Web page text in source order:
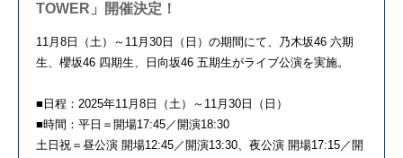
TOWER」開催決定！
11月8日（土）～11月30日（日）の期間にて、乃木坂46 六期
生、櫻坂46 四期生、日向坂46 五期生がライブ公演を実施。
■日程：2025年11月8日（土）～11月30日（日）
■時間：平日＝開場17:45／開演18:30
土日祝＝昼公演 開場12:45／開演13:30、夜公演 開場17:15／開